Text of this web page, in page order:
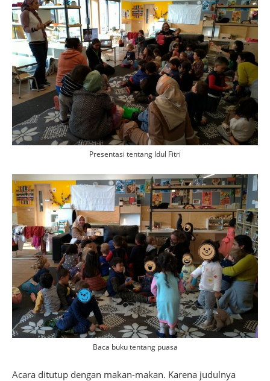
Presentasi tentang Idul Fitri
Baca buku tentang puasa
Acara ditutup dengan makan-makan. Karena judulnya